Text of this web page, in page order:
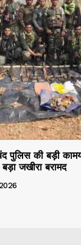
पुलिस की बड़ी
जखीरा बरामद